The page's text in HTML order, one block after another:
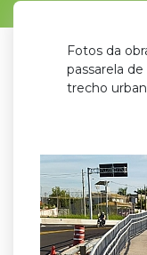
Fotos da
passarela
trecho